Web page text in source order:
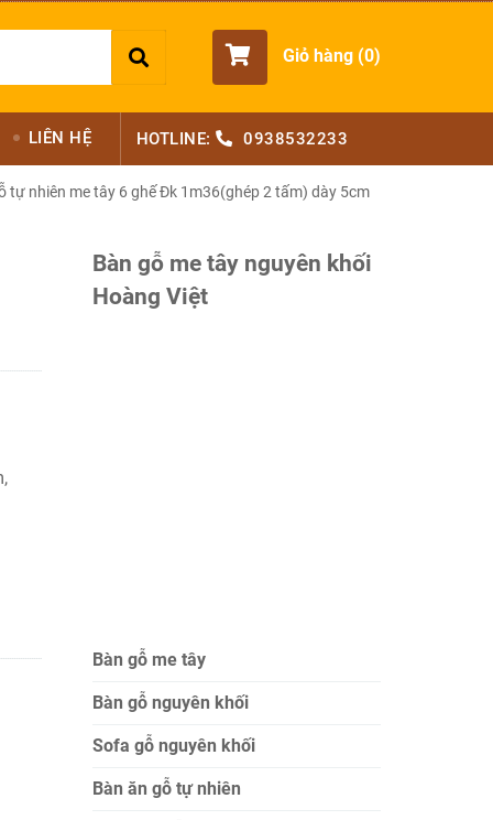
Giỏ hàng (0)
LIÊN HỆ HOTLINE: 0938532233
tự nhiên me tây 6 ghế Đk 1m36(ghép 2 tấm) dày 5cm
Bàn gỗ me tây nguyên khối
Hoàng Việt
Bàn gỗ me tây
Bàn gỗ nguyên khối
Sofa gỗ nguyên khối
Bàn ăn gỗ tự nhiên